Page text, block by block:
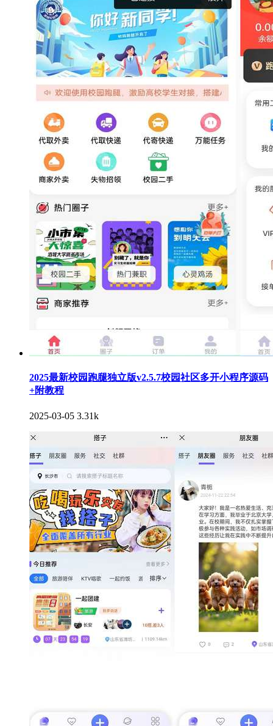
2025最新校园跑腿独立版v2.5.7校园社区多开小程序源码
+附教程
2025-03-05 3.31k